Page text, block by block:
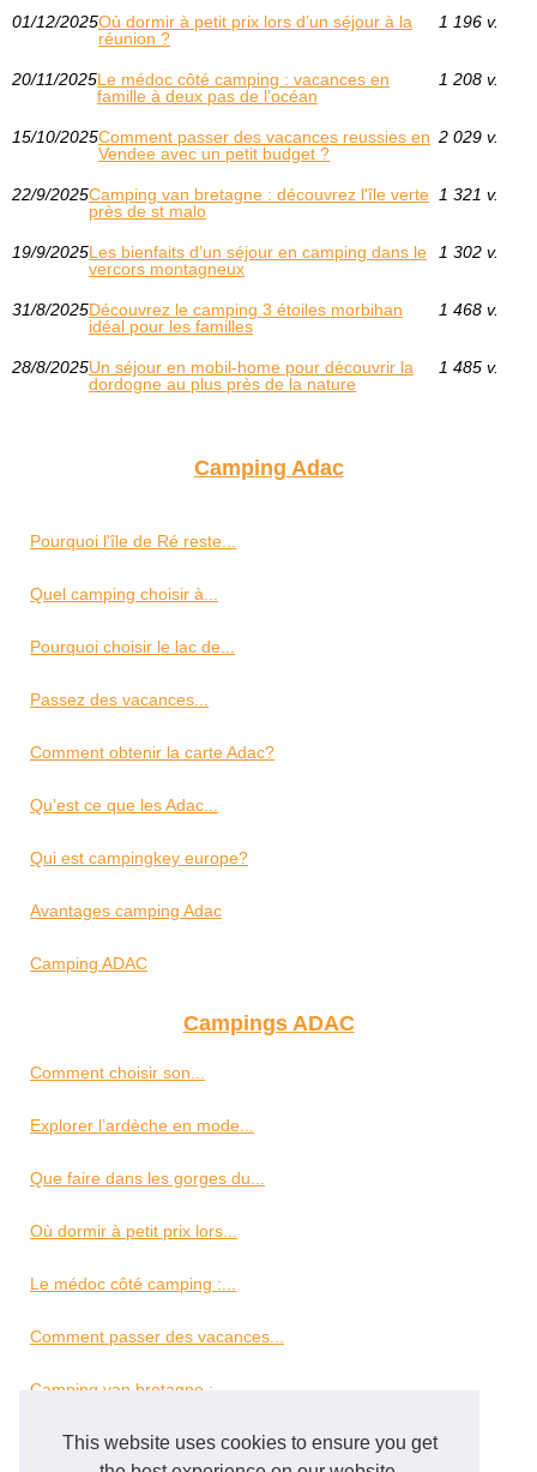
This website uses cookies to ensure you get
01/12/2025Où dormir à petit prix lors d’un séjour à la
réunion ?
1 196 v.
20/11/2025Le médoc côté camping : vacances en
famille à deux pas de l’océan
1 208 v.
15/10/2025Comment passer des vacances reussies en
Vendee avec un petit budget ?
2 029 v.
22/9/2025Camping van bretagne : découvrez l'île verte
près de st malo
1 321 v.
19/9/2025Les bienfaits d’un séjour en camping dans le
vercors montagneux
1 302 v.
31/8/2025Découvrez le camping 3 étoiles morbihan
idéal pour les familles
1 468 v.
28/8/2025Un séjour en mobil-home pour découvrir la
dordogne au plus près de la nature
1 485 v.
Camping Adac
Pourquoi l'île de Ré reste...
Quel camping choisir à...
Pourquoi choisir le lac de...
Passez des vacances...
Comment obtenir la carte Adac?
Qu'est ce que les Adac...
Qui est campingkey europe?
Avantages camping Adac
Camping ADAC
Campings ADAC
Comment choisir son...
Explorer l’ardèche en mode...
Que faire dans les gorges du...
Où dormir à petit prix lors...
Le médoc côté camping :...
Comment passer des vacances...
Camping van bretagne :...
Les bienfaits d’un séjour...